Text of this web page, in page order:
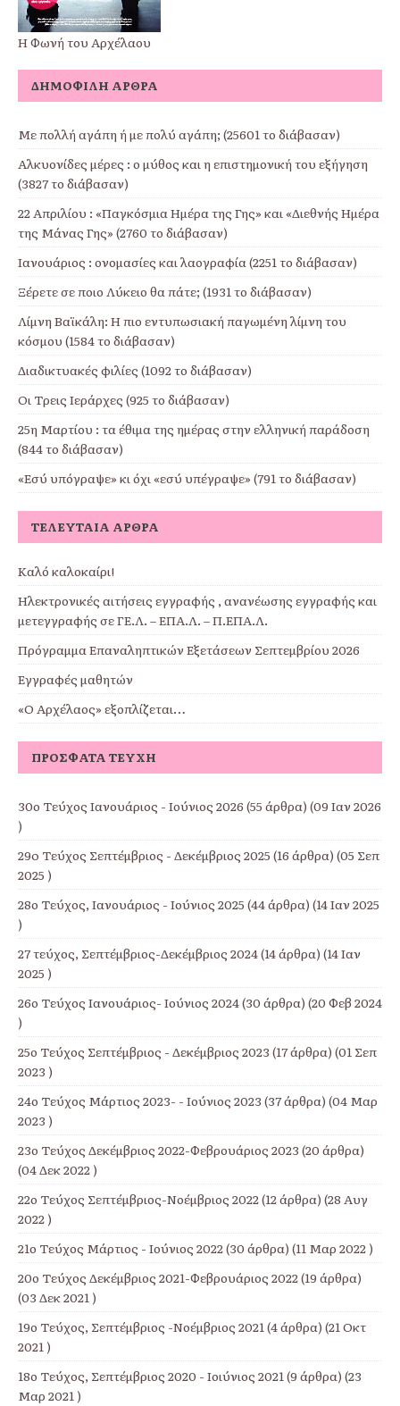
Η Φωνή του Αρχέλαου
ΔΗΜΟΦΙΛΉ ΆΡΘΡΑ
Με πολλή αγάπη ή με πολύ αγάπη; (25601 το διάβασαν)
Αλκυονίδες μέρες : ο μύθος και η επιστημονική του εξήγηση
(3827 το διάβασαν)
22 Απριλίου : «Παγκόσμια Ημέρα της Γης» και «Διεθνής Ημέρα
της Μάνας Γης» (2760 το διάβασαν)
Ιανουάριος : ονομασίες και λαογραφία (2251 το διάβασαν)
Ξέρετε σε ποιο Λύκειο θα πάτε; (1931 το διάβασαν)
Λίμνη Βαϊκάλη: Η πιο εντυπωσιακή παγωμένη λίμνη του
κόσμου (1584 το διάβασαν)
Διαδικτυακές φιλίες (1092 το διάβασαν)
Οι Τρεις Ιεράρχες (925 το διάβασαν)
25η Μαρτίου : τα έθιμα της ημέρας στην ελληνική παράδοση
(844 το διάβασαν)
«Εσύ υπόγραψε» κι όχι «εσύ υπέγραψε» (791 το διάβασαν)
ΤΕΛΕΥΤΑΊΑ ΆΡΘΡΑ
Καλό καλοκαίρι!
Ηλεκτρονικές αιτήσεις εγγραφής , ανανέωσης εγγραφής και
μετεγγραφής σε ΓΕ.Λ. – ΕΠΑ.Λ. – Π.ΕΠΑ.Λ.
Πρόγραμμα Επαναληπτικών Εξετάσεων Σεπτεμβρίου 2026
Εγγραφές μαθητών
«Ο Αρχέλαος» εξοπλίζεται…
ΠΡΌΣΦΑΤΑ ΤΕΎΧΗ
30ο Τεύχος Ιανουάριος - Ιούνιος 2026 (55 άρθρα) (09 Ιαν 2026
)
29o Τεύχος Σεπτέμβριος - Δεκέμβριος 2025 (16 άρθρα) (05 Σεπ
2025 )
28ο Τεύχος, Ιανουάριος - Ιούνιος 2025 (44 άρθρα) (14 Ιαν 2025
)
27 τεύχος, Σεπτέμβριος-Δεκέμβριος 2024(14 άρθρα) (14 Ιαν
2025 )
26ο Τεύχος Ιανουάριος- Ιούνιος 2024(30 άρθρα) (20 Φεβ 2024
)
25ο Τεύχος Σεπτέμβριος - Δεκέμβριος 2023 (17 άρθρα) (01 Σεπ
2023 )
24ο Τεύχος Μάρτιος 2023- - Ιούνιος 2023 (37 άρθρα) (04 Μαρ
2023 )
23ο Τεύχος Δεκέμβριος 2022-Φεβρουάριος 2023 (20 άρθρα)
(04 Δεκ 2022 )
22ο Τεύχος Σεπτέμβριος-Νοέμβριος 2022(12 άρθρα) (28 Αυγ
2022 )
21ο Τεύχος Μάρτιος - Ιούνιος 2022(30 άρθρα) (11 Μαρ 2022 )
20ο Τεύχος Δεκέμβριος 2021-Φεβρουάριος 2022(19 άρθρα)
(03 Δεκ 2021 )
19ο Τεύχος, Σεπτέμβριος -Νοέμβριος 2021 (4 άρθρα) (21 Οκτ
2021 )
18ο Τεύχος, Σεπτέμβριος 2020 - Ιοιύνιος 2021 (9 άρθρα) (23
Μαρ 2021 )